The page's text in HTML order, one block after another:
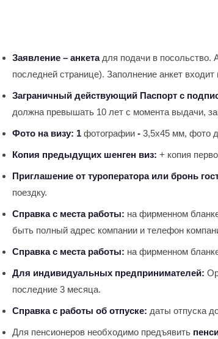
Заявление – анкетадля подачи в посольство.
последней странице). Заполнение анкет
Заграничный действующий Паспорт с
должна превышать 10 лет с момента выдачи,
Фото на визу: 1 фотографии - 3,5х45 мм, фото
Копия предыдущих шенген виз: + копия
Приглашение от туроператора или бронь
поездку.
Справка с места работы: на фирменном
быть полный адрес компании и телефон
Справка с места работы: на фирменном
Для индивидуальных предпринимателей:
последние 3 месяца.
Справка с работы об отпуске: даты отпуска
Для пенсионеров необходимо предъявить